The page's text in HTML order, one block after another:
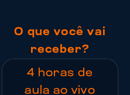
O que você vai
receber?
4 horas de
aula ao vivo